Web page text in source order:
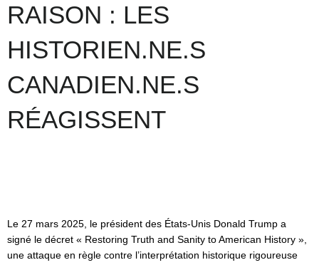
RAISON : LES
HISTORIEN.NE.S
CANADIEN.NE.S
RÉAGISSENT
Le 27 mars 2025, le président des États-Unis Donald Trump a
signé le décret « Restoring Truth and Sanity to American History »,
une attaque en règle contre l’interprétation historique rigoureuse